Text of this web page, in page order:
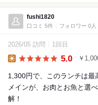
fushi1820
口コミ 5件 フォロワー 0人
2026/05 訪問 1回目
5.0 ￥
1,300円で、このランチは最
メインが、お肉とお魚と選
解！